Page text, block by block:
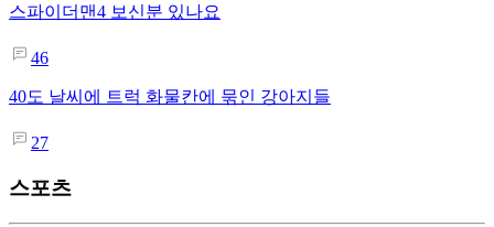
스파이더맨4 보신분 있나요
46
40도 날씨에 트럭 화물칸에 묶인 강아지들
27
스포츠